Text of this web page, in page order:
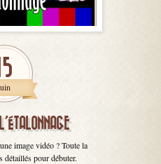
image vidéo ? Toute la
détaillés pour débuter.